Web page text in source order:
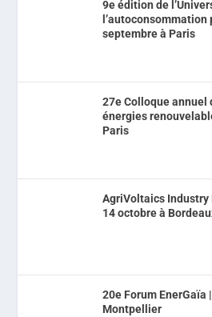
9e édition de
septembre à Paris
27e Colloque annuel
énergies
Paris
AgriVoltaics Industry
14 octobre à
20e Forum EnerGaïa
Montpellier